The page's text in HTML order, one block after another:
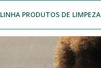
LINHA PRODUTOS DE LIMPEZA